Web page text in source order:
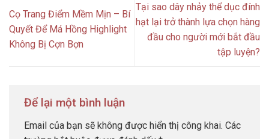
Cọ Trang Điểm Mềm Mịn – Bí
Quyết Để Má Hồng Highlight
Không Bị Cợn Bợn
Tại sao dây nhảy thể dục đính
hạt lại trở thành lựa chọn hàng
đầu cho người mới bắt đầu
tập luyện?
Để lại một bình luận
Email của bạn sẽ không được hiển thị công khai. Các